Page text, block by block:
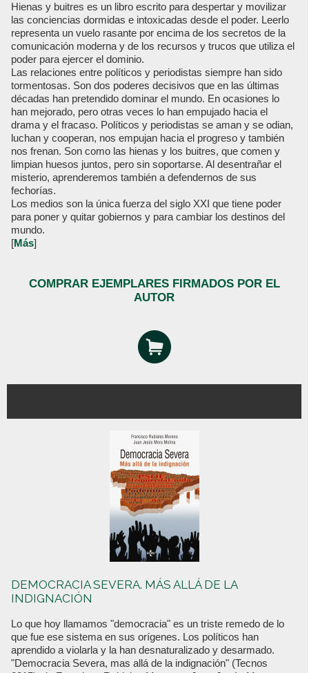
Hienas y buitres es un libro escrito para despertar y movilizar
las conciencias dormidas e intoxicadas desde el poder. Leerlo
representa un vuelo rasante por encima de los secretos de la
comunicación moderna y de los recursos y trucos que utiliza el
poder para ejercer el dominio.
Las relaciones entre políticos y periodistas siempre han sido
tormentosas. Son dos poderes decisivos que en las últimas
décadas han pretendido dominar el mundo. En ocasiones lo
han mejorado, pero otras veces lo han empujado hacia el
drama y el fracaso. Políticos y periodistas se aman y se odian,
luchan y cooperan, nos empujan hacia el progreso y también
nos frenan. Son como las hienas y los buitres, que comen y
limpian huesos juntos, pero sin soportarse. Al desentrañar el
misterio, aprenderemos también a defendernos de sus
fechorías.
Los medios son la única fuerza del siglo XXI que tiene poder
para poner y quitar gobiernos y para cambiar los destinos del
mundo.
[Más]
COMPRAR EJEMPLARES FIRMADOS POR EL
AUTOR
DEMOCRACIA SEVERA. MÁS ALLÁ DE LA
INDIGNACIÓN
Lo que hoy llamamos "democracia" es un triste remedo de lo
que fue ese sistema en sus orígenes. Los políticos han
aprendido a violarla y la han desnaturalizado y desarmado.
"Democracia Severa, mas allá de la indignación" (Tecnos